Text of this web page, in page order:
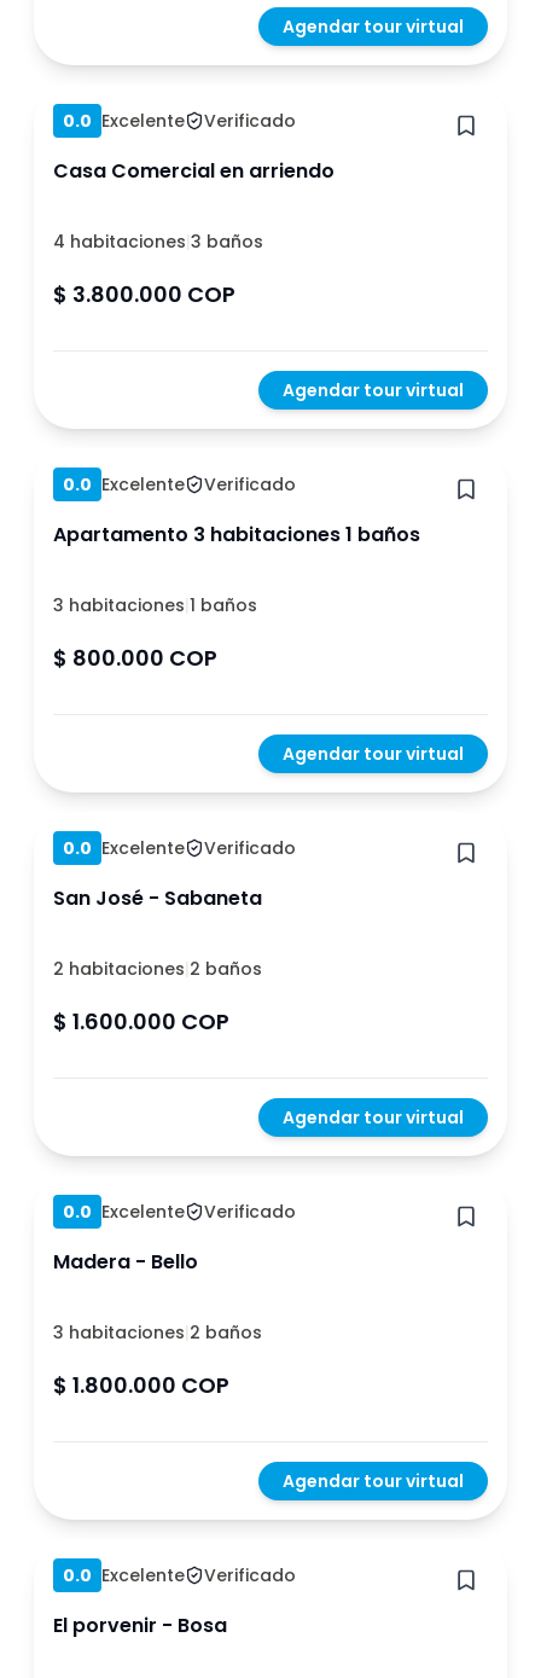
Agendar tour virtual
Hace 1 año
0.0 Excelente Verificado
Casa Comercial en arriendo
4 habitaciones|3 baños
$ 3.800.000 COP
Agendar tour virtual
Hace 1 año
0.0 Excelente Verificado
Apartamento 3 habitaciones 1 baños
3 habitaciones|1 baños
$ 800.000 COP
Agendar tour virtual
Hace 1 año
0.0 Excelente Verificado
San José - Sabaneta
2 habitaciones|2 baños
$ 1.600.000 COP
Agendar tour virtual
Hace 1 año
0.0 Excelente Verificado
Madera - Bello
3 habitaciones|2 baños
$ 1.800.000 COP
Agendar tour virtual
Hace 1 año
0.0 Excelente Verificado
El porvenir - Bosa